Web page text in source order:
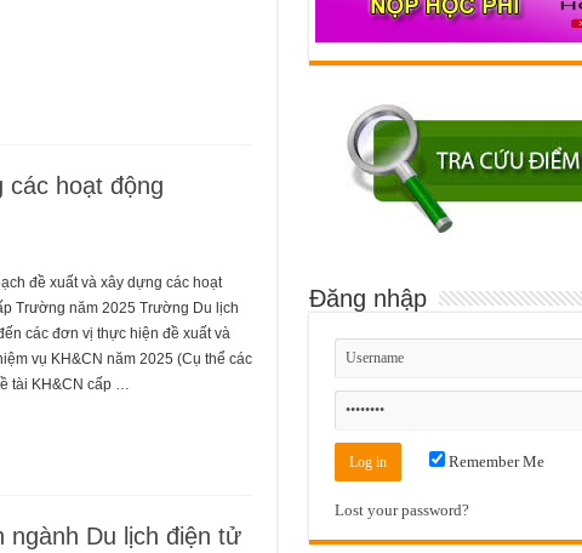
các hoạt động
đề xuất và xây dựng các hoạt
Trường năm 2025 Trường Du lịch
các đơn vị thực hiện đề xuất và
vụ KH&CN năm 2025 (Cụ thể các
tài KH&CN cấp …
ngành Du lịch điện tử
Đăng nhập
Remember Me
Lost your password?